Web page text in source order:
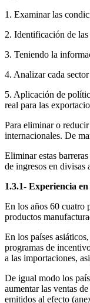
1. Examinar las
2. Identificación de las
3. Teniendo la
4. Analizar cada
5. Aplicación de
real para las
Para eliminar o
internacionales. De
Eliminar estas
de ingresos en divisas
1.3.1- Experiencia
En los años 60 cuatro
productos
En los países
programas de
a las importaciones,
De igual modo los
aumentar las ventas
emitidos al efecto